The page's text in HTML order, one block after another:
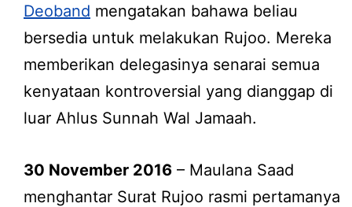
Deoband mengatakan bahawa beliau
bersedia untuk melakukan Rujoo. Mereka
memberikan delegasinya senarai semua
kenyataan kontroversial yang dianggap di
luar Ahlus Sunnah Wal Jamaah.
30 November 2016 – Maulana Saad
menghantar Surat Rujoo rasmi pertamanya